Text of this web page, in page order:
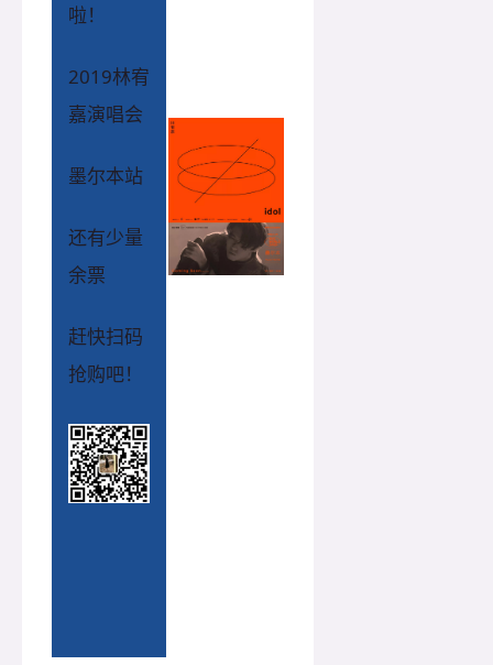
啦！
2019林宥
嘉演唱会
墨尔本站
还有少量
余票
赶快扫码
抢购吧！